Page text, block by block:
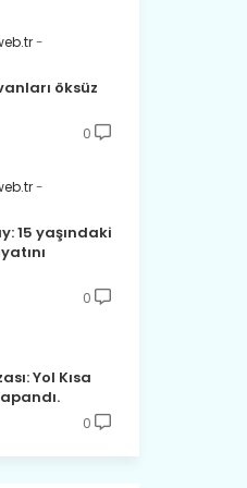
öksüz
0
15 yaşındaki
0
Yol Kısa
0